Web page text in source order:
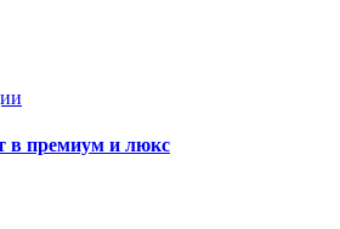
в премиум и люкс